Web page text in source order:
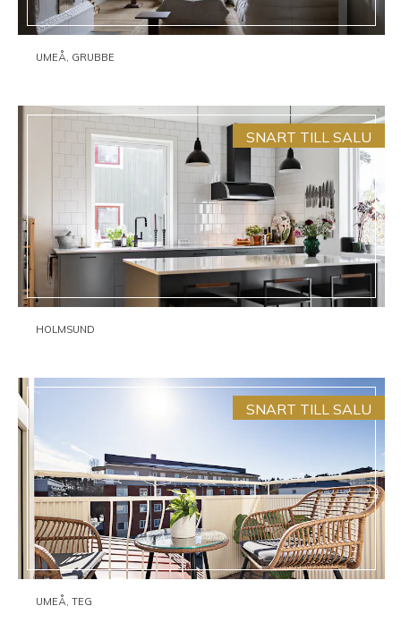
UMEÅ, GRUBBE
SNART TILL SALU
HOLMSUND
SNART TILL SALU
UMEÅ, TEG